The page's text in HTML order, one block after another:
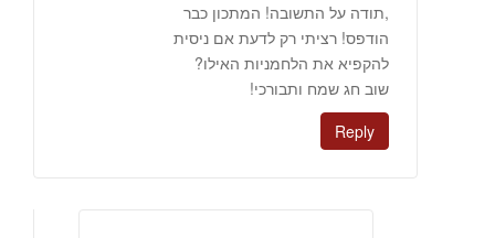
,תודה על התשובה! המתכון כבר
הודפס! רציתי רק לדעת אם ניסית
להקפיא את הלחמניות האילו?
שוב חג שמח ותבורכי!
Reply